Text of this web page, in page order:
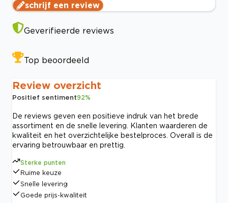
schrijf een review
Geverifieerde reviews
Top beoordeeld
Review overzicht
Positief sentiment92%
De reviews geven een positieve indruk van het brede
assortiment en de snelle levering. Klanten waarderen de
kwaliteit en het overzichtelijke bestelproces. Overall is de
ervaring betrouwbaar en prettig.
Sterke punten
Ruime keuze
Snelle levering
Goede prijs-kwaliteit